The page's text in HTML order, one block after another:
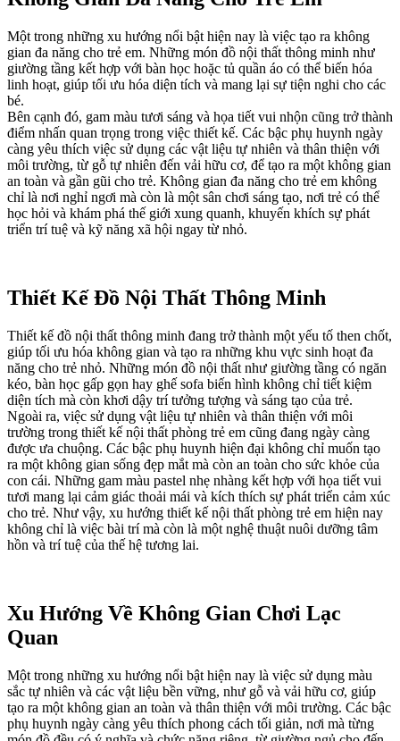
Một trong những xu hướng nổi bật hiện nay là việc tạo ra không
gian đa năng cho trẻ em. Những món đồ nội thất thông minh như
giường tầng kết hợp với bàn học hoặc tủ quần áo có thể biến hóa
linh hoạt, giúp tối ưu hóa diện tích và mang lại sự tiện nghi cho các
bé.
Bên cạnh đó, gam màu tươi sáng và họa tiết vui nhộn cũng trở thành
điểm nhấn quan trọng trong việc thiết kế. Các bậc phụ huynh ngày
càng yêu thích việc sử dụng các vật liệu tự nhiên và thân thiện với
môi trường, từ gỗ tự nhiên đến vải hữu cơ, để tạo ra một không gian
an toàn và gần gũi cho trẻ. Không gian đa năng cho trẻ em không
chỉ là nơi nghỉ ngơi mà còn là một sân chơi sáng tạo, nơi trẻ có thể
học hỏi và khám phá thế giới xung quanh, khuyến khích sự phát
triển trí tuệ và kỹ năng xã hội ngay từ nhỏ.
Thiết Kế Đồ Nội Thất Thông Minh
Thiết kế đồ nội thất thông minh đang trở thành một yếu tố then chốt,
giúp tối ưu hóa không gian và tạo ra những khu vực sinh hoạt đa
năng cho trẻ nhỏ. Những món đồ nội thất như giường tầng có ngăn
kéo, bàn học gấp gọn hay ghế sofa biến hình không chỉ tiết kiệm
diện tích mà còn khơi dậy trí tưởng tượng và sáng tạo của trẻ.
Ngoài ra, việc sử dụng vật liệu tự nhiên và thân thiện với môi
trường trong thiết kế nội thất phòng trẻ em cũng đang ngày càng
được ưa chuộng. Các bậc phụ huynh hiện đại không chỉ muốn tạo
ra một không gian sống đẹp mắt mà còn an toàn cho sức khỏe của
con cái. Những gam màu pastel nhẹ nhàng kết hợp với họa tiết vui
tươi mang lại cảm giác thoải mái và kích thích sự phát triển cảm xúc
cho trẻ. Như vậy, xu hướng thiết kế nội thất phòng trẻ em hiện nay
không chỉ là việc bài trí mà còn là một nghệ thuật nuôi dưỡng tâm
hồn và trí tuệ của thế hệ tương lai.
Xu Hướng Về Không Gian Chơi Lạc
Quan
Một trong những xu hướng nổi bật hiện nay là việc sử dụng màu
sắc tự nhiên và các vật liệu bền vững, như gỗ và vải hữu cơ, giúp
tạo ra một không gian an toàn và thân thiện với môi trường. Các bậc
phụ huynh ngày càng yêu thích phong cách tối giản, nơi mà từng